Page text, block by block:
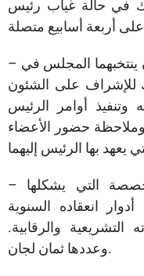
في حالة غياب رئيس
– مراقبا المجلس: هما العضوان اللذان ينتخبهما المجلس في
للإشراف على الشئون
وتنفيذ أوامر الرئيس
حضور الأعضاء
– اللجان الدائمة: هي اللجان المتخصصة التي يشكلها
انعقاده السنوية
والرقابية.
وعددها ثمان لجان.